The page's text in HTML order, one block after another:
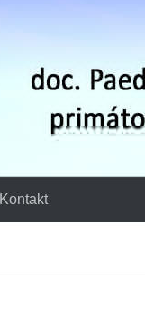
Kontakt